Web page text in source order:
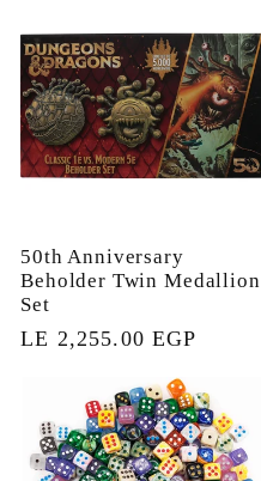
50th Anniversary
Beholder Twin Medallion
Set
السعر
LE 2,255.00 EGP